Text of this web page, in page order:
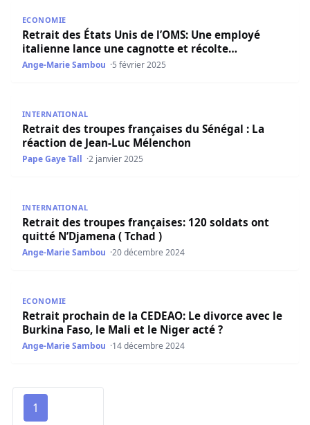
ECONOMIE
Retrait des États Unis de l’OMS: Une employé
italienne lance une cagnotte et récolte…
Ange-Marie Sambou 5 février 2025
INTERNATIONAL
Retrait des troupes françaises du Sénégal : La
réaction de Jean-Luc Mélenchon
Pape Gaye Tall 2 janvier 2025
INTERNATIONAL
Retrait des troupes françaises: 120 soldats ont
quitté N’Djamena ( Tchad )
Ange-Marie Sambou 20 décembre 2024
ECONOMIE
Retrait prochain de la CEDEAO: Le divorce avec le
Burkina Faso, le Mali et le Niger acté ?
Ange-Marie Sambou 14 décembre 2024
1